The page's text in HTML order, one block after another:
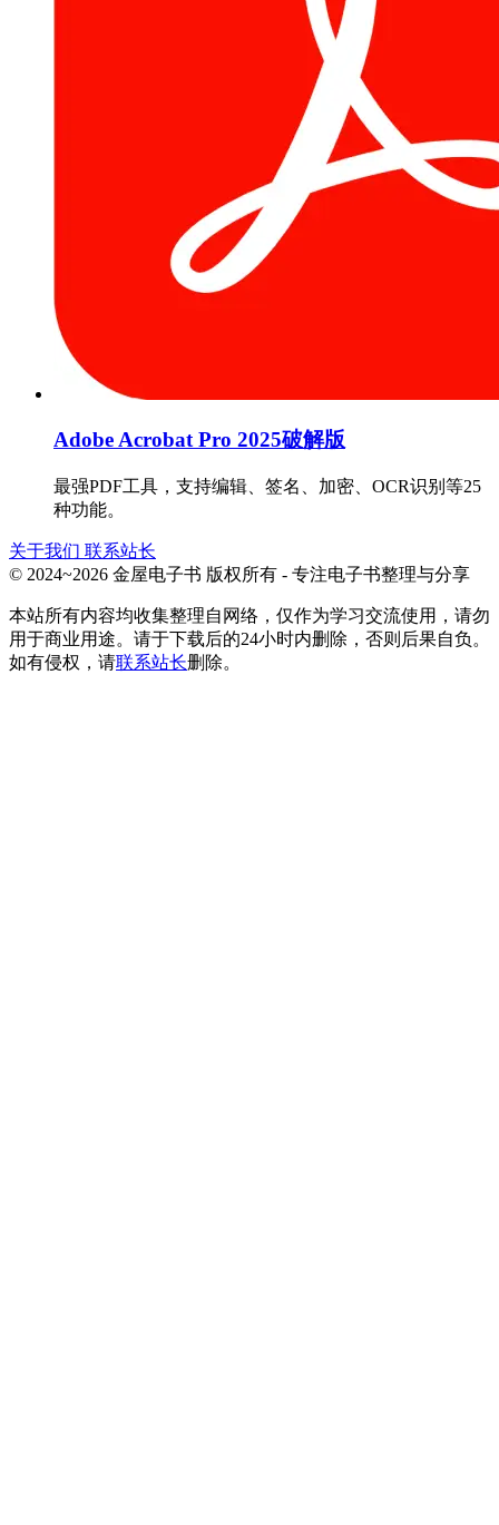
Adobe Acrobat Pro 2025破解版
最强PDF工具，支持编辑、签名、加密、OCR识别等25
种功能。
关于我们 联系站长
© 2024~2026 金屋电子书 版权所有 - 专注电子书整理与分享
本站所有内容均收集整理自网络，仅作为学习交流使用，请勿
用于商业用途。请于下载后的24小时内删除，否则后果自负。
如有侵权，请联系站长删除。